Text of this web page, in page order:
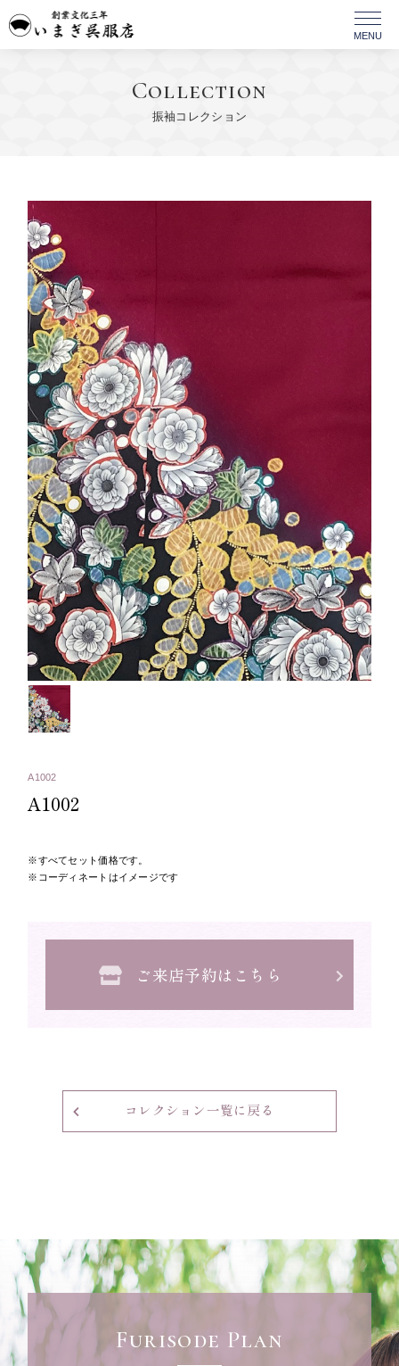
Collection
振袖コレクション
A1002
A1002
すべてセット価格です。
コーディネートはイメージです
ご来店予約はこちら
コレクション一覧に戻る
Furisode Plan